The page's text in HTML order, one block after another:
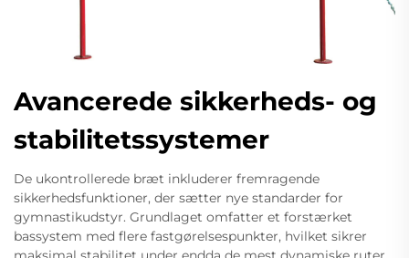
Avancerede sikkerheds- og
stabilitetssystemer
De ukontrollerede bræt inkluderer fremragende
sikkerhedsfunktioner, der sætter nye standarder for
gymnastikudstyr. Grundlaget omfatter et forstærket
bassystem med flere fastgørelsespunkter, hvilket sikrer